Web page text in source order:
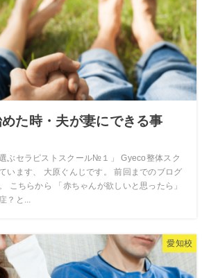
た時・夫が妻にできる事
ぶセラピストスクール№１」 Gyeco整体スク
います、 大原ぐんじです。 前回までのブログ
こちらから 「赤ちゃんが欲しいと思ったら」
？と...
愛知校